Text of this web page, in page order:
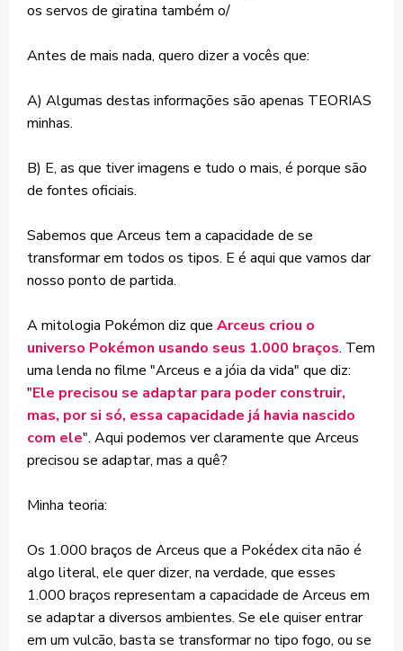
os servos de giratina também o/
Antes de mais nada, quero dizer a vocês que:
A) Algumas destas informações são apenas TEORIAS
minhas.
B) E, as que tiver imagens e tudo o mais, é porque são
de fontes oficiais.
Sabemos que Arceus tem a capacidade de se
transformar em todos os tipos. E é aqui que vamos dar
nosso ponto de partida.
A mitologia Pokémon diz que Arceus criou o
universo Pokémon usando seus 1.000 braços. Tem
uma lenda no filme "Arceus e a jóia da vida" que diz:
"Ele precisou se adaptar para poder construir,
mas, por si só, essa capacidade já havia nascido
com ele". Aqui podemos ver claramente que Arceus
precisou se adaptar, mas a quê?
Minha teoria:
Os 1.000 braços de Arceus que a Pokédex cita não é
algo literal, ele quer dizer, na verdade, que esses
1.000 braços representam a capacidade de Arceus em
se adaptar a diversos ambientes. Se ele quiser entrar
em um vulcão, basta se transformar no tipo fogo, ou se